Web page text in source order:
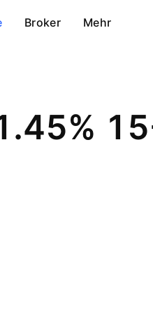
Broker Mehr